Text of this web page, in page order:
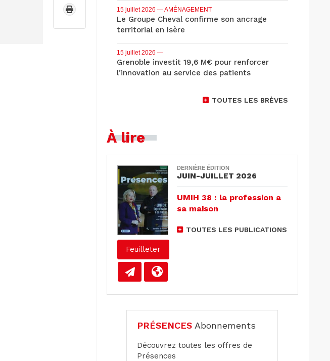
15 juillet 2026 — AMÉNAGEMENT
Le Groupe Cheval confirme son ancrage
territorial en Isère
15 juillet 2026 —
Grenoble investit 19,6 M€ pour renforcer
l’innovation au service des patients
TOUTES LES BRÈVES
À lire
Feuilleter
DERNIÈRE ÉDITION
JUIN-JUILLET 2026
UMIH 38 : la profession a
sa maison
TOUTES LES PUBLICATIONS
PRÉSENCES Abonnements
Découvrez toutes les offres de
Présences